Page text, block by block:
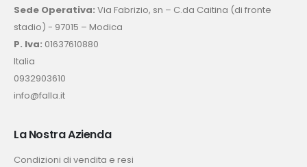
Sede Operativa: Via Fabrizio, sn – C.da Caitina (di fronte
stadio) - 97015 – Modica
P. Iva: 01637610880
Italia
0932903610
info@falla.it
La Nostra Azienda
Condizioni di vendita e resi